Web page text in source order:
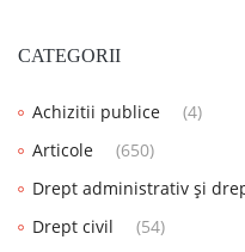
CATEGORII
Achizitii publice
(4)
Articole
(650)
Drept administrativ și
Drept civil
(54)